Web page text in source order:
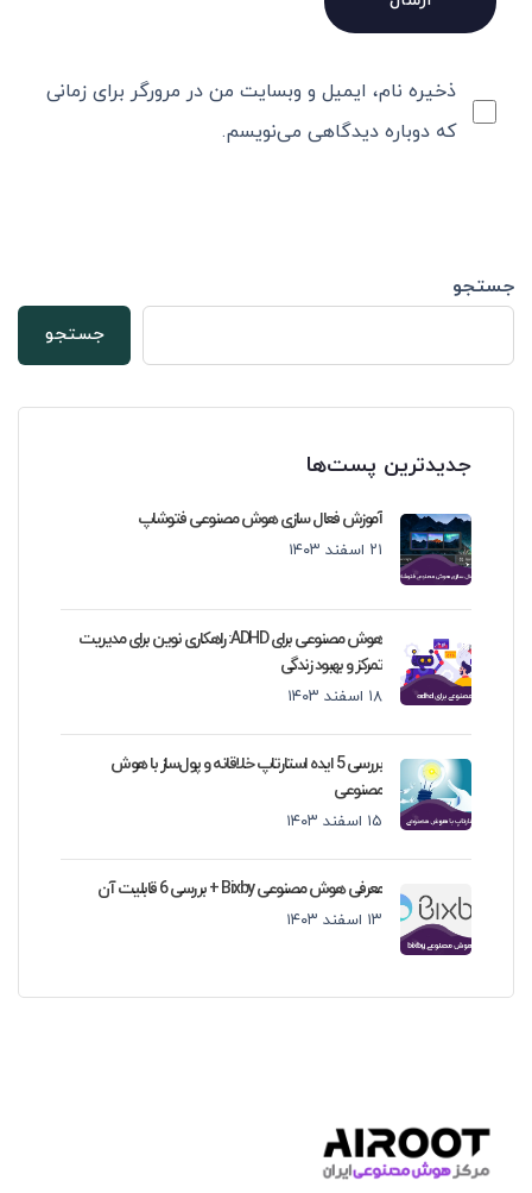
ذخیره نام، ایمیل و وبسایت من در مرورگر برای زمانی
که دوباره دیدگاهی می‌نویسم.
جستجو
جستجو
جدیدترین پست‌ها
آموزش فعال سازی هوش مصنوعی فتوشاپ
۲۱ اسفند ۱۴۰۳
هوش مصنوعی برای ADHD: راهکاری نوین برای مدیریت
تمرکز و بهبود زندگی
۱۸ اسفند ۱۴۰۳
بررسی 5 ایده استارتاپ خلاقانه و پول‌ساز با هوش
مصنوعی
۱۵ اسفند ۱۴۰۳
معرفی هوش مصنوعی Bixby + بررسی 6 قابلیت آن
۱۳ اسفند ۱۴۰۳